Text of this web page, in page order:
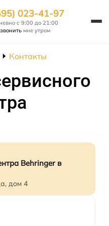
023-41-97
с 9:00 до 21:00
мне утром
Контакты
Behringer в
дом 4